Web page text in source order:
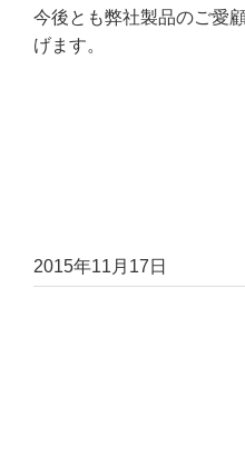
今後とも弊社製品のご愛
げます。
2015年11月17日